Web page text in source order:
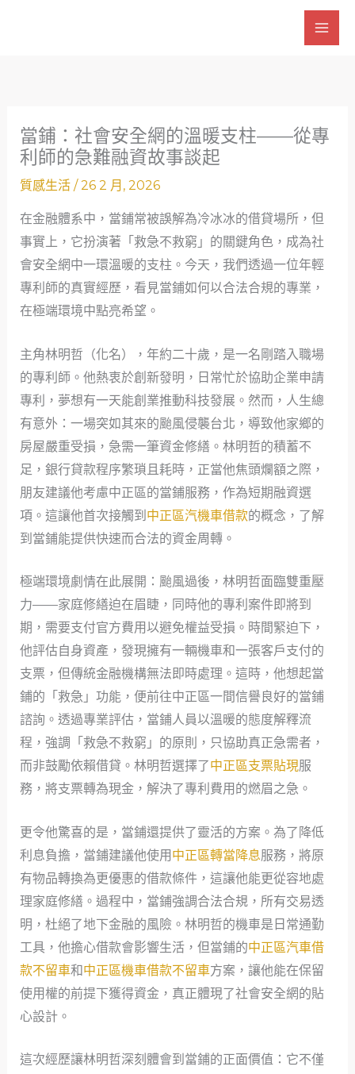
當鋪：社會安全網的溫暖支柱——從專
利師的急難融資故事談起
質感生活/26 2 月, 2026
在金融體系中，當鋪常被誤解為冷冰冰的借貸場所，但
事實上，它扮演著「救急不救窮」的關鍵角色，成為社
會安全網中一環溫暖的支柱。今天，我們透過一位年輕
專利師的真實經歷，看見當鋪如何以合法合規的專業，
在極端環境中點亮希望。
主角林明哲（化名），年約二十歲，是一名剛踏入職場
的專利師。他熱衷於創新發明，日常忙於協助企業申請
專利，夢想有一天能創業推動科技發展。然而，人生總
有意外：一場突如其來的颱風侵襲台北，導致他家鄉的
房屋嚴重受損，急需一筆資金修繕。林明哲的積蓄不
足，銀行貸款程序繁瑣且耗時，正當他焦頭爛額之際，
朋友建議他考慮中正區的當鋪服務，作為短期融資選
項。這讓他首次接觸到 中正區汽機車借款的概念，了解
到當鋪能提供快速而合法的資金周轉。
極端環境劇情在此展開：颱風過後，林明哲面臨雙重壓
力——家庭修繕迫在眉睫，同時他的專利案件即將到
期，需要支付官方費用以避免權益受損。時間緊迫下，
他評估自身資產，發現擁有一輛機車和一張客戶支付的
支票，但傳統金融機構無法即時處理。這時，他想起當
鋪的「救急」功能，便前往中正區一間信譽良好的當鋪
諮詢。透過專業評估，當鋪人員以溫暖的態度解釋流
程，強調「救急不救窮」的原則，只協助真正急需者，
而非鼓勵依賴借貸。林明哲選擇了中正區支票貼現服
務，將支票轉為現金，解決了專利費用的燃眉之急。
更令他驚喜的是，當鋪還提供了靈活的方案。為了降低
利息負擔，當鋪建議他使用 中正區轉當降息服務，將原
有物品轉換為更優惠的借款條件，這讓他能更從容地處
理家庭修繕。過程中，當鋪強調合法合規，所有交易透
明，杜絕了地下金融的風險。林明哲的機車是日常通勤
工具，他擔心借款會影響生活，但當鋪的中正區汽車借
款不留車和中正區機車借款不留車方案，讓他能在保留
使用權的前提下獲得資金，真正體現了社會安全網的貼
心設計。
這次經歷讓林明哲深刻體會到當鋪的正面價值：它不僅